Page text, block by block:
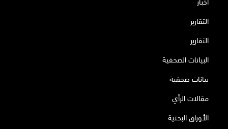
التقارير
التقارير
البيانات الصحفية
بيانات صحفية
مقالات الرأي
الأوراق البحثية